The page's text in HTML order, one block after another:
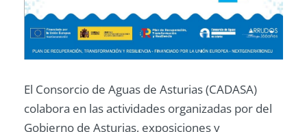
El Consorcio de Aguas de Asturias (CADASA)
colabora en las actividades organizadas por del
Gobierno de Asturias, exposiciones y